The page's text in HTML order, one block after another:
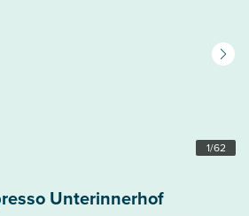
1/62
Unterinnerhof